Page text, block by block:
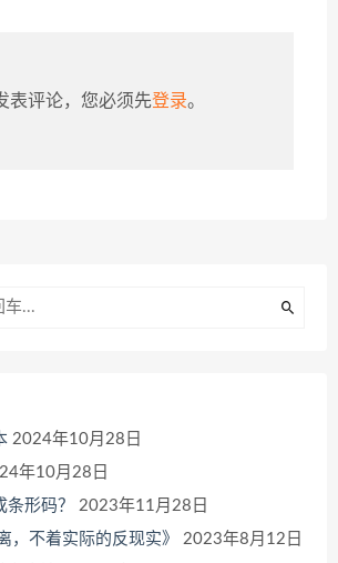
表评论，您必须先登录。
2024年10月28日
年10月28日
形码？
2023年11月28日
，不着实际的反现实》
2023年8月12日